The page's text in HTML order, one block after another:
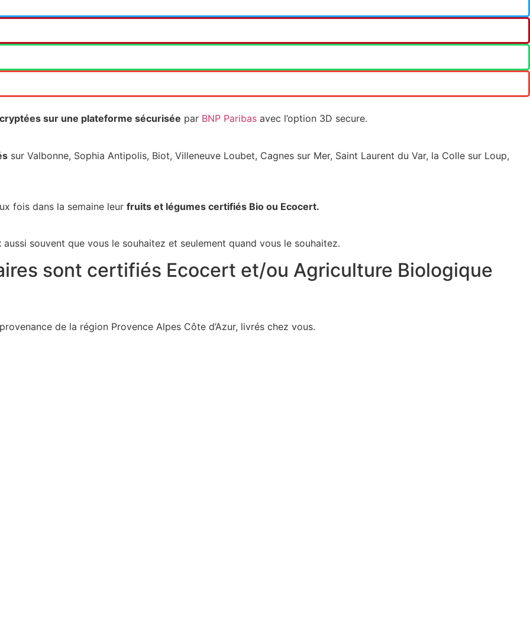
sur une plateforme sécurisée par BNP Paribas avec l’option 3D secure.
sur Valbonne, Sophia Antipolis, Biot, Villeneuve Loubet, Cagnes sur Mer, Saint Laurent du Var, la Colle sur Loup,
fois dans la semaine leur fruits et légumes certifiés Bio ou Ecocert.
aussi souvent que vous le souhaitez et seulement quand vous le souhaitez.
sont certifiés Ecocert et/ou Agriculture Biologique
de la région Provence Alpes Côte d’Azur, livrés chez vous.